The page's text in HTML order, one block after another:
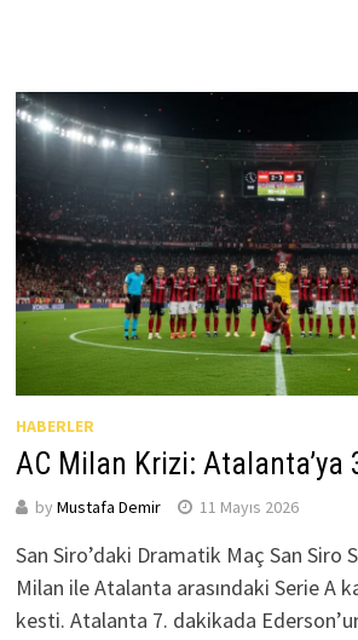
HABERLER
AC Milan Krizi: Atalanta’ya
by Mustafa Demir 11 Mayıs 2026
San Siro’daki Dramatik Maç San Siro
Milan ile Atalanta arasındaki Serie A
kesti. Atalanta 7. dakikada